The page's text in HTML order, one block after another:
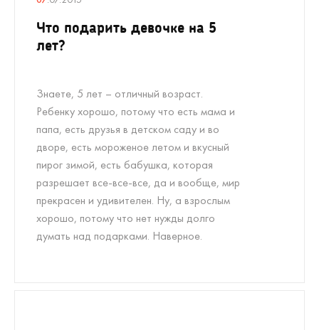
Что подарить девочке на 5
лет?
Знаете, 5 лет – отличный возраст.
Ребенку хорошо, потому что есть мама и
папа, есть друзья в детском саду и во
дворе, есть мороженое летом и вкусный
пирог зимой, есть бабушка, которая
разрешает все-все-все, да и вообще, мир
прекрасен и удивителен. Ну, а взрослым
хорошо, потому что нет нужды долго
думать над подарками. Наверное.